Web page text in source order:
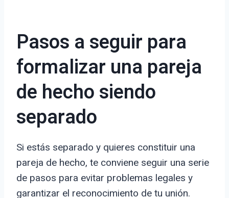
Pasos a seguir para
formalizar una pareja
de hecho siendo
separado
Si estás separado y quieres constituir una
pareja de hecho, te conviene seguir una serie
de pasos para evitar problemas legales y
garantizar el reconocimiento de tu unión.